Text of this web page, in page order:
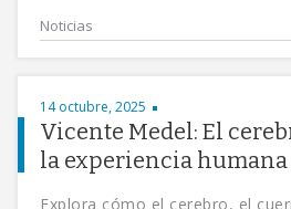
Noticias
14 octubre, 2025
Vicente Medel: El
la experiencia humana
Explora cómo el cerebro, el